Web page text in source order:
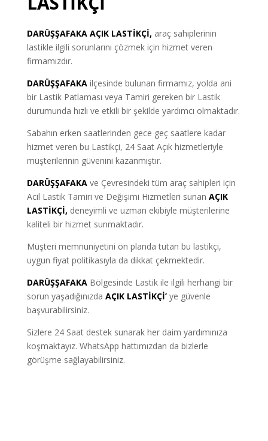
DARÜŞŞAFAKA AÇIK LASTİKÇİ, araç sahiplerinin
lastikle ilgili sorunlarını çözmek için hizmet veren
firmamızdır.
DARÜŞŞAFAKAilçesinde bulunan firmamız, yolda ani
bir Lastik Patlaması veya Tamiri gereken bir Lastik
durumunda hızlı ve etkili bir şekilde yardımcı olmaktadır.
Sabahın erken saatlerinden gece geç saatlere kadar
hizmet veren bu Lastikçi, 24 Saat Açık hizmetleriyle
müşterilerinin güvenini kazanmıştır.
DARÜŞŞAFAKAve Çevresindeki tüm araç sahipleri için
Acil Lastik Tamiri ve Değişimi Hizmetleri sunan AÇIK
LASTİKÇİ, deneyimli ve uzman ekibiyle müşterilerine
kaliteli bir hizmet sunmaktadır.
Müşteri memnuniyetini ön planda tutan bu lastikçi,
uygun fiyat politikasıyla da dikkat çekmektedir.
DARÜŞŞAFAKABölgesinde Lastik ile ilgili herhangi bir
sorun yaşadığınızda AÇIK LASTİKÇİ’ye güvenle
başvurabilirsiniz.
Sizlere 24 Saat destek sunarak her daim yardımınıza
koşmaktayız. WhatsApp hattımızdan da bizlerle
görüşme sağlayabilirsiniz.